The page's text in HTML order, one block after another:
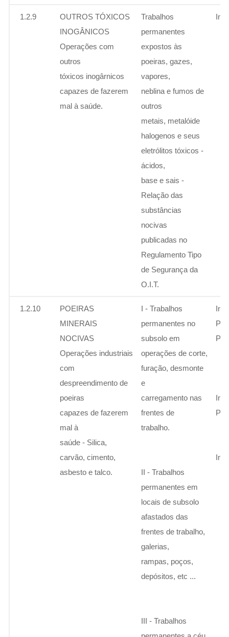
1.2.9
OUTROS TÓXICOS
INOGÂNICOS
Operações com
outros
tóxicos inogârnicos
capazes de fazerem
mal à saúde.
Trabalhos
permanentes
expostos às
poeiras, gazes,
vapores,
neblina e fumos de
outros
metais, metalóide
halogenos e seus
eletrólitos tóxicos -
ácidos,
base e sais -
Relação das
substâncias
nocivas
publicadas no
Regulamento Tipo
de Segurança da
O.I.T.
1.2.10
POEIRAS
MINERAIS
NOCIVAS
Operações industriais
com
despreendimento de
poeiras
capazes de fazerem
mal à
saúde - Silica,
carvão, cimento,
asbesto e talco.
I - Trabalhos
permanentes no
subsolo em
operações de corte,
furação, desmonte
e
carregamento nas
frentes de
trabalho.
II - Trabalhos
permanentes em
locais de subsolo
afastados das
frentes de trabalho,
galerias,
rampas, poços,
depósitos, etc ...
III - Trabalhos